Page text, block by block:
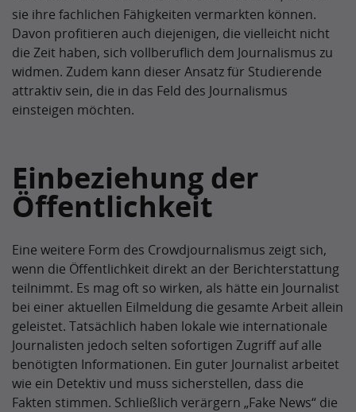
sie ihre fachlichen Fähigkeiten vermarkten können.
Davon profitieren auch diejenigen, die vielleicht nicht
die Zeit haben, sich vollberuflich dem Journalismus zu
widmen. Zudem kann dieser Ansatz für Studierende
attraktiv sein, die in das Feld des Journalismus
einsteigen möchten.
Einbeziehung der
Öffentlichkeit
Eine weitere Form des Crowdjournalismus zeigt sich,
wenn die Öffentlichkeit direkt an der Berichterstattung
teilnimmt. Es mag oft so wirken, als hätte ein Journalist
bei einer aktuellen Eilmeldung die gesamte Arbeit allein
geleistet. Tatsächlich haben lokale wie internationale
Journalisten jedoch selten sofortigen Zugriff auf alle
benötigten Informationen. Ein guter Journalist arbeitet
wie ein Detektiv und muss sicherstellen, dass die
Fakten stimmen. Schließlich verärgern „Fake News“ die